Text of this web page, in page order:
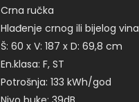
Crna ručka
Hlađenje crnog ili bijelog vina
Š: 60 x V: 187 x D: 69,8 cm
En.klasa: F, ST
Potrošnja: 133 kWh/god